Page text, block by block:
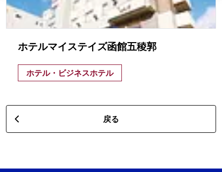
ホテルマイステイズ函館五稜郭
ホテル・ビジネスホテル
戻る